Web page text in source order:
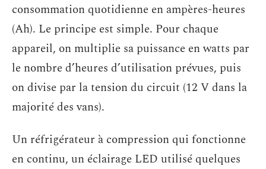
consommation quotidienne en ampères-heures
(Ah). Le principe est simple. Pour chaque
appareil, on multiplie sa puissance en watts par
le nombre d’heures d’utilisation prévues, puis
on divise par la tension du circuit (12 V dans la
majorité des vans).
Un réfrigérateur à compression qui fonctionne
en continu, un éclairage LED utilisé quelques